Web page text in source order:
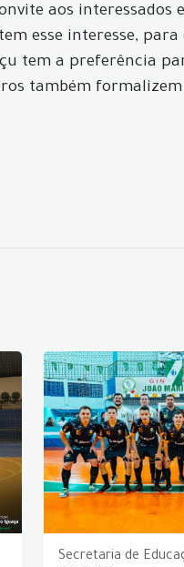
aos
esse interesse,
tem a preferência
também
Secretaria de